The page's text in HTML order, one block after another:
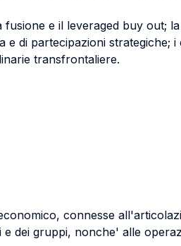
e il leveraged buy out; la
di partecipazioni strategiche; i
transfrontaliere.
connesse
dei gruppi, nonche' alle